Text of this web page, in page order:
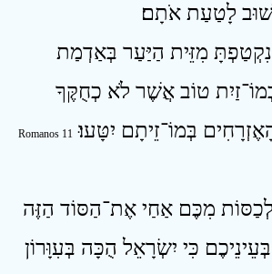
לָטַעַת אֹתָם׃
נִקְטַפְתָּ מִזֵּית הַיַּעַר בְּאַדְמַת
טוֹב אֲשֶׁר לֹא כְחֻקֶּךָ
בְּמוֹ־זֵיתָם יִטָּעוּ׃ Romanos 11
לְכַסּוֹת מִכֶּם אַחַי אֶת־הַסּוֹד הַזֶּה
כִּי יִשְׂרָאֵל הֻכָּה בְּעִוָּרוֹן